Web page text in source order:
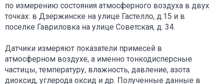
по измерению состояния атмосферного воздуха в двух
точках: в Дзержинске на улице Гастелло, д.15 и в
поселке Гавриловка на улице Советская, д. 34.
Датчики измеряют показатели примесей в
атмосферном воздухе, а именно тонкодисперсные
частицы, температуру, влажность, давление, азота
диоксид, углерода оксид и др. Полученные данные в